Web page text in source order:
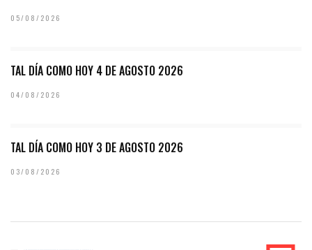
05/08/2026
TAL DÍA COMO HOY 4 DE AGOSTO 2026
04/08/2026
TAL DÍA COMO HOY 3 DE AGOSTO 2026
03/08/2026